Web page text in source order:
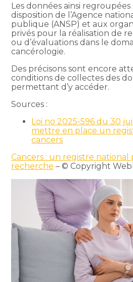
Les données ainsi regroupées
disposition de l’Agence
publique (ANSP) et aux
privés pour la réalisation de
ou d’évaluations dans le
cancérologie.
Des précisons sont encore
conditions de collectes des
permettant d’y accéder.
Sources :
Loi no 2025-596 du 30
mettre en place un
cancers
Cancers : un registre national
recherche – © Copyright